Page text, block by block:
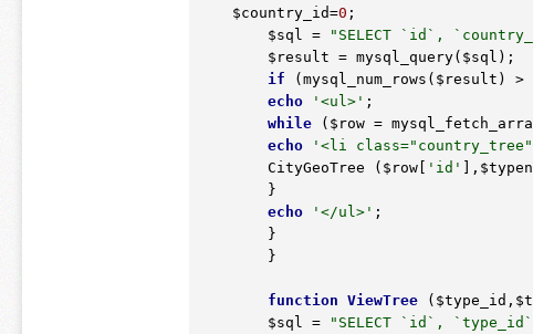
$country_id=0 ;
$sql
= "SELECT `id`,
$result = mysql_query( $sql );
if (mysql_num_rows( $result ) >
echo
'<ul>' ;
while ( $row =
echo
'<li
	CityGeoTree (
$row[ 'id' ], $typen
echo
'</ul>' ;
function ViewTree ( $type_id ,
$sql
= "SELECT `id`,